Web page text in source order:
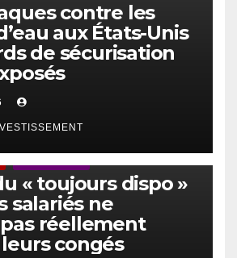
contre les
aux États-Unis
de sécurisation
« toujours dispo »
salariés ne
réellement
congés